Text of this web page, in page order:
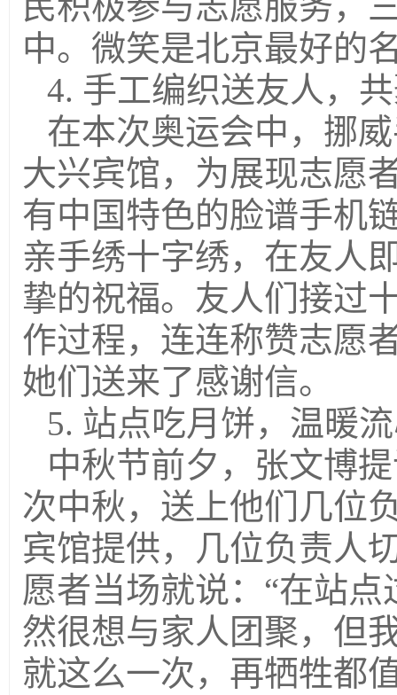
中。微笑是北京最好的
4. 手工编织送友人，
在本次奥运会中，挪
大兴宾馆，为展现志愿
有中国特色的脸谱手机
亲手绣十字绣，在友人
挚的祝福。友人们接过
作过程，连连称赞志愿
她们送来了感谢信。
5. 站点吃月饼，温暖
中秋节前夕，张文博
次中秋，送上他们几位
宾馆提供，几位负责人
愿者当场就说：“在站
然很想与家人团聚，但
就这么一次，再牺牲都